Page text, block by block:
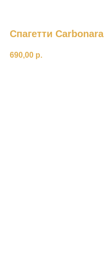
Спагетти Carbonara
690,00 р.